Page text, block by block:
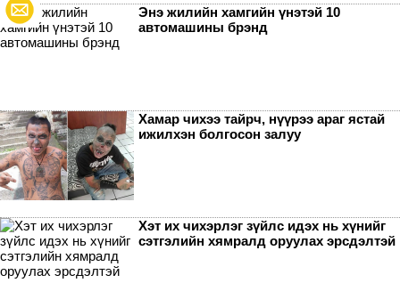
Энэ жилийн хамгийн үнэтэй 10
автомашины брэнд
Хамар чихээ тайрч, нүүрээ араг ястай
ижилхэн болгосон залуу
Хэт их чихэрлэг зүйлс идэх нь хүнийг
сэтгэлийн хямралд оруулах эрсдэлтэй